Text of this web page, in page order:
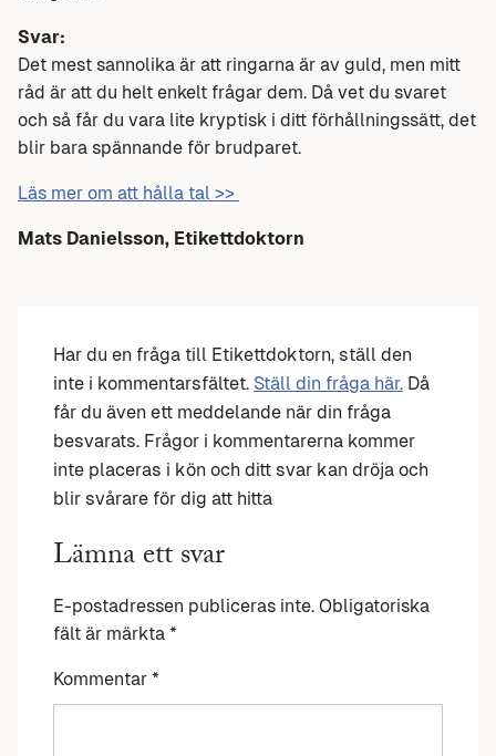
Svar:
Det mest sannolika är att ringarna är av guld, men mitt
råd är att du helt enkelt frågar dem. Då vet du svaret
och så får du vara lite kryptisk i ditt förhållningssätt, det
blir bara spännande för brudparet.
Läs mer om att hålla tal >>
Mats Danielsson, Etikettdoktorn
Har du en fråga till Etikettdoktorn, ställ den
inte i kommentarsfältet. Ställ din fråga här. Då
får du även ett meddelande när din fråga
besvarats. Frågor i kommentarerna kommer
inte placeras i kön och ditt svar kan dröja och
blir svårare för dig att hitta
Lämna ett svar
E-postadressen publiceras inte. Obligatoriska
fält är märkta *
Kommentar *